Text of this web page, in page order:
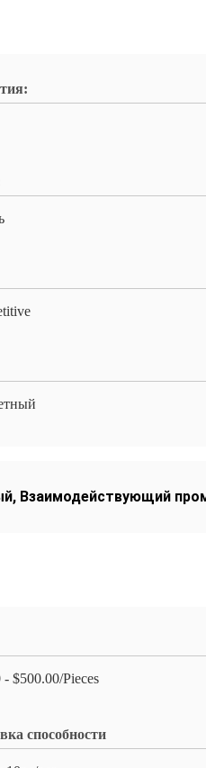
, Взаимодействующий
- $500.00/Pieces
способности